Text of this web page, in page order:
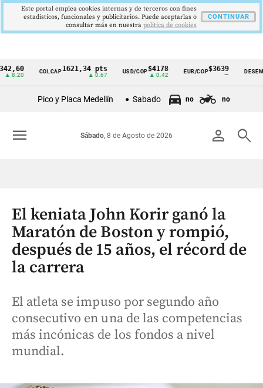
Cintillo
Colombia
COLCAP1621,34 pts USD/COP$4178
▲ 0.42
EUR/COP$3639
—
DESEMPLEO
Pico y Placa Medellín Sabado no no
person search
Sábado, 8 de Agosto de 2026
menu
El keniata John Korir ganó la
Maratón de Boston y rompió,
después de 15 años, el récord de
la carrera
El atleta se impuso por segundo año
consecutivo en una de las competencias
más incónicas de los fondos a nivel
mundial.
Este portal emplea cookies internas y de terceros con fines
estadísticos, funcionales y publicitarios. Puede aceptarlas o
consultar más en nuestra politica de cookies
CONTINUAR